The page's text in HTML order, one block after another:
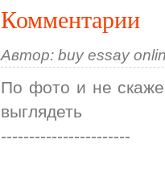
Комментарии
Автор: buy essay
По фото и не
выглядеть
-----------------------